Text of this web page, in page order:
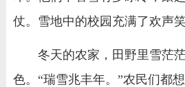
仗。雪地中的校园充满了欢声笑
冬天的农家，田野里雪茫
色。“瑞雪兆丰年。”农民们都